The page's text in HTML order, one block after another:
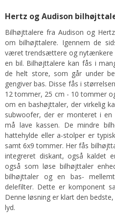
Hertz og Audison
Bilhøjttalere fra Audison og
om bilhøjttalere. Igennem de
været trendsættere og nytænkere
en bil. Bilhøjttalere kan fås i
de helt store, som går under
gengiver bas. Disse fås i
12 tommer, 25 cm - 10 tommer
om en bashøjttaler, der virkelig
subwoofer, der er monteret i
må lave kassen. De mindre
hattehylde eller a-stolper er
samt 6x9 tommer. Her fås
integreret diskant, også kaldet
også som løse bilhøjttaler
bilhøjttaler og en bas-
delefilter. Dette er komponent
Denne løsning er klart den
lyd.